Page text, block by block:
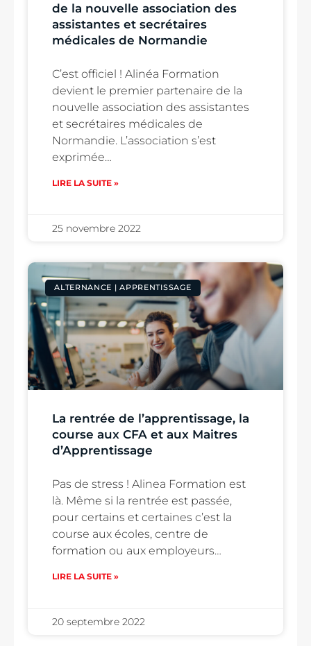
de la nouvelle association des
assistantes et secrétaires
médicales de Normandie
C’est officiel ! Alinéa Formation
devient le premier partenaire de la
nouvelle association des assistantes
et secrétaires médicales de
Normandie. L’association s’est
exprimée…
LIRE LA SUITE »
25 novembre 2022
ALTERNANCE | APPRENTISSAGE
La rentrée de l’apprentissage, la
course aux CFA et aux Maitres
d’Apprentissage
Pas de stress ! Alinea Formation est
là. Même si la rentrée est passée,
pour certains et certaines c’est la
course aux écoles, centre de
formation ou aux employeurs…
LIRE LA SUITE »
20 septembre 2022